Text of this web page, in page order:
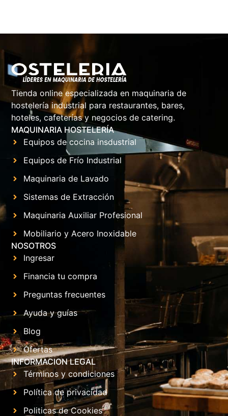
Tienda online especializada en maquinaria de
hostelería industrial para restaurantes, bares,
hoteles, cafeterías y negocios de catering.
MAQUINARIA HOSTELERÍA
Equipos de cocina insdustrial
Equipos de Frío Industrial
Maquinaria de Lavado
Sistemas de Extracción
Maquinaria Auxiliar Profesional
Mobiliario y Acero Inoxidable
NOSOTROS
Ingresar
Financia tu compra
Preguntas frecuentes
Ayuda y guías
Blog
Ofertas
INFORMACION LEGAL
Términos y condiciones
Política de privacidad
Politicas de Cookies